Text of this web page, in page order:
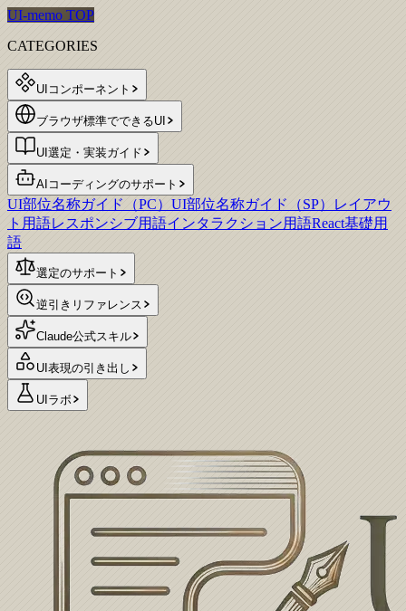
UI-memo TOP
CATEGORIES
UIコンポーネント
ブラウザ標準でできるUI
UI選定・実装ガイド
AIコーディングのサポート
UI部位名称ガイド（PC） UI部位名称ガイド（SP）
レイアウ
ト用語レスポンシブ用語インタラクション用語React基礎用
語
選定のサポート
逆引きリファレンス
Claude公式スキル
UI表現の引き出し
UIラボ